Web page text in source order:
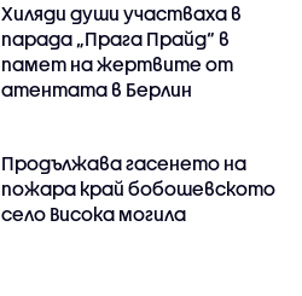
Хиляди души участваха в
парада „Прага Прайд“ в
памет на жертвите от
атентата в Берлин
Продължава гасенето на
пожара край бобошевското
село Висока могила